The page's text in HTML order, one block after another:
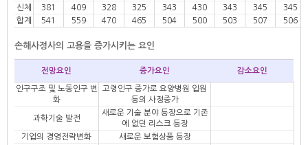
신체
381 409 328 325 343 430 343 345
345
합계
541 559 470 465 504 500 503 507 506
손해사정사의 고용을 증가시키는 요인
전망요인 증가요인 감소요인
인구구조 및 노동인구 변
화
고령인구 증가로 요양병원 입원
등의 사정증가
과학기술 발전
새로운 기술 분야 등장으로 기존
에 없던 리스크 등장
기업의 경영전략변화
새로운 보험상품 등장